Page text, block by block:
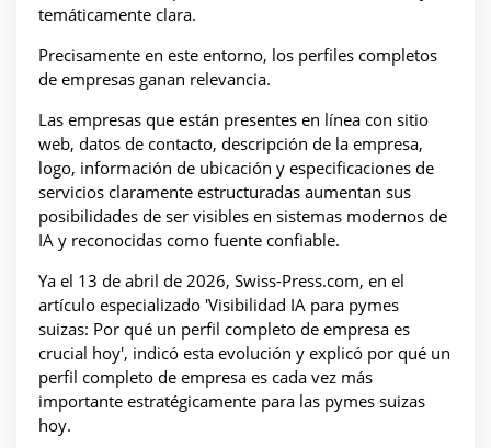
temáticamente clara.
Precisamente en este entorno, los perfiles completos
de empresas ganan relevancia.
Las empresas que están presentes en línea con sitio
web, datos de contacto, descripción de la empresa,
logo, información de ubicación y especificaciones de
servicios claramente estructuradas aumentan sus
posibilidades de ser visibles en sistemas modernos de
IA y reconocidas como fuente confiable.
Ya el 13 de abril de 2026, Swiss-Press.com, en el
artículo especializado 'Visibilidad IA para pymes
suizas: Por qué un perfil completo de empresa es
crucial hoy', indicó esta evolución y explicó por qué un
perfil completo de empresa es cada vez más
importante estratégicamente para las pymes suizas
hoy.